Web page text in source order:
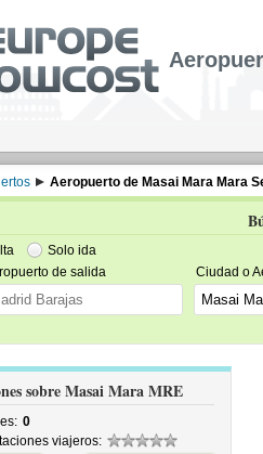
Aeropuerto de Masai Mara Mara
Solo ida
de salida
Ciudad o
sobre Masai Mara MRE
0
viajeros: